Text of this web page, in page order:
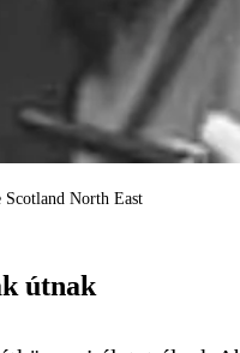
North East
útnak